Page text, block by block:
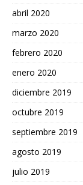
abril 2020
marzo 2020
febrero 2020
enero 2020
diciembre 2019
octubre 2019
septiembre 2019
agosto 2019
julio 2019